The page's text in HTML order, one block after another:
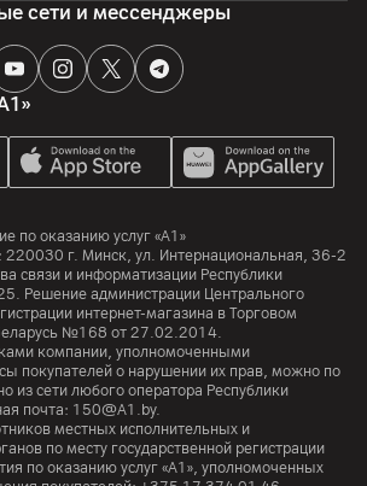
сети и мессенджеры
по оказанию услуг «А1»
220030 г. Минск, ул. Интернациональная, 36-2
связи и информатизации Республики
Решение администрации Центрального
интернет-магазина в Торговом
№168 от 27.02.2014.
компании, уполномоченными
покупателей о нарушении их прав, можно по
из сети любого оператора Республики
почта: 150@A1.by.
местных исполнительных и
по месту государственной регистрации
по оказанию услуг «А1», уполномоченных